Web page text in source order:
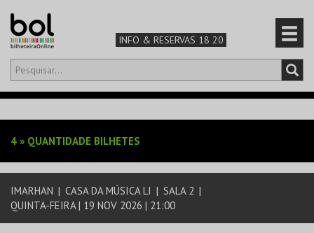
INFO & RESERVAS 18 20
Olá,iniciar sessão
TEATRO & ARTE
MÚSICA & FESTIVAIS
4 » QUANTIDADE BILHETES
IMARHAN | CASA DA MÚSICA LI | SALA 2 |
QUINTA-FEIRA | 19 NOV 2026 | 21:00